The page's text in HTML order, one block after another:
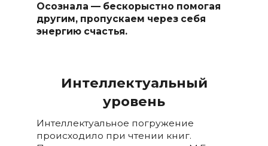
Осознала — бескорыстно помогая
другим, пропускаем через себя
энергию счастья.
Интеллектуальный
уровень
Интеллектуальное погружение
происходило при чтении книг.